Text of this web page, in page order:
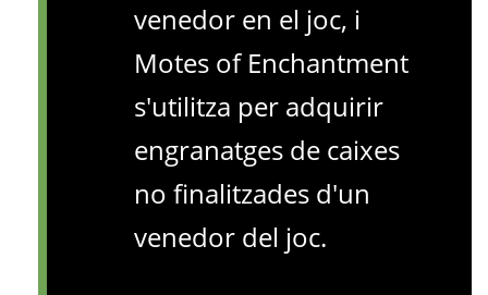
venedor en el joc, i
Motes of Enchantment
s'utilitza per adquirir
engranatges de caixes
no finalitzades d'un
venedor del joc.